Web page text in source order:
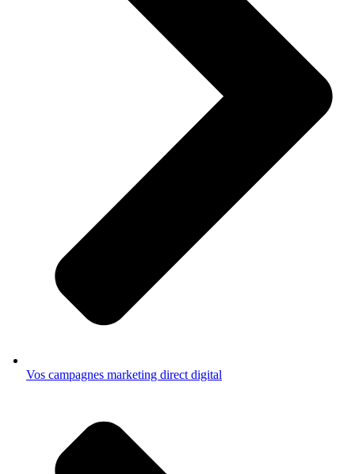
Vos campagnes marketing direct digital